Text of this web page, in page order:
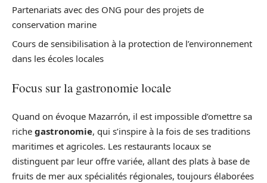
Partenariats avec des ONG pour des projets de
conservation marine
Cours de sensibilisation à la protection de l’environnement
dans les écoles locales
Focus sur la gastronomie locale
Quand on évoque Mazarrón, il est impossible d’omettre sa
riche gastronomie, qui s’inspire à la fois de ses traditions
maritimes et agricoles. Les restaurants locaux se
distinguent par leur offre variée, allant des plats à base de
fruits de mer aux spécialités régionales, toujours élaborées